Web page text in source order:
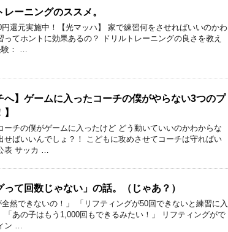
レーニングのススメ。
還元実施中！【光マッハ】 家で練習何をさせればいいのかわ
てホントに効果あるの？ ドリルトレーニングの良さを教え
験： …
へ】ゲームに入ったコーチの僕がやらない3つのプ
ーチの僕がゲームに入ったけど どう動いていいのかわからな
せばいいんでしょ？！ こどもに攻めさせてコーチは守ればい
表 サッカ …
て回数じゃない」の話。（じゃあ？）
全然できないの！」 「リフティングが50回できないと練習に入
「あの子はもう1,000回もできるみたい！」 リフティングがで
ン …